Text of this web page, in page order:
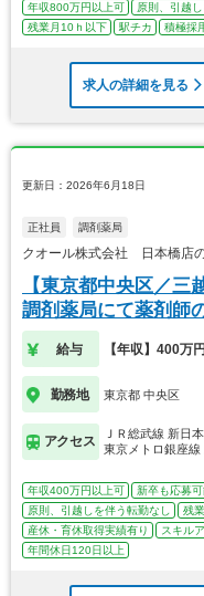
年収800万円以上可 原則、引越し
残業月10ｈ以下
駅チカ 積極採
求人の詳細を見る
更新日：2026年6月18日
正社員 調剤薬局
クオール株式会社 日本橋店
【東京都中央区／
調剤薬局にて薬剤師
給与 【年収】400万円
勤務地 東京都 中央区
アクセス
ＪＲ総武線 新日
東京メトロ銀座
年収400万円以上可 新卒も応募
原則、引越しを伴う転勤なし
残
産休・育休取得実績有り
スキル
年間休日120日以上